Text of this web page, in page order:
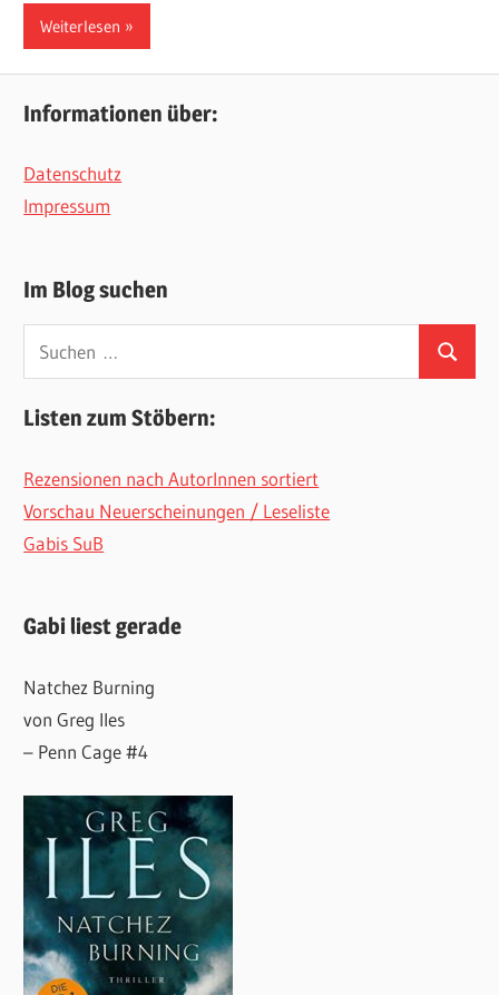
Weiterlesen
Informationen über:
Datenschutz
Impressum
Im Blog suchen
Suchen
nach:
Suchen
Listen zum Stöbern:
Rezensionen nach AutorInnen sortiert
Vorschau Neuerscheinungen / Leseliste
Gabis SuB
Gabi liest gerade
Natchez Burning
von Greg Iles
– Penn Cage #4